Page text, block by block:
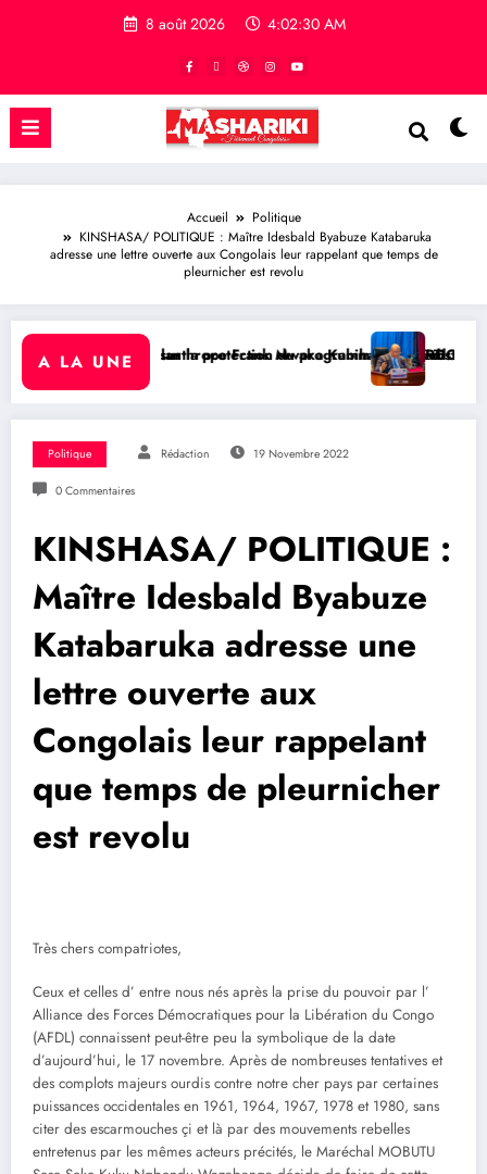
8 août 2026 4:02:30 AM
Accueil
Politique
KINSHASA/ POLITIQUE : Maître Idesbald Byabuze Katabaruka
adresse une lettre ouverte aux Congolais leur rappelant que temps de
pleurnicher est revolu
A LA UNE
du programme Medicaid
Frank Mwaka Kubihamushizi distribue des cahiers aux écoliers
RDC/ POLITIQUE : Aimé Boji
Politique Rédaction 19 Novembre 2022
0 Commentaires
KINSHASA/ POLITIQUE :
Maître Idesbald Byabuze
Katabaruka adresse une
lettre ouverte aux
Congolais leur rappelant
que temps de pleurnicher
est revolu
Très chers compatriotes,
Ceux et celles d’ entre nous nés après la prise du pouvoir par l’
Alliance des Forces Démocratiques pour la Libération du Congo
(AFDL) connaissent peut-être peu la symbolique de la date
d’aujourd’hui, le 17 novembre. Après de nombreuses tentatives et
des complots majeurs ourdis contre notre cher pays par certaines
puissances occidentales en 1961, 1964, 1967, 1978 et 1980, sans
citer des escarmouches çi et là par des mouvements rebelles
entretenus par les mêmes acteurs précités, le Maréchal MOBUTU